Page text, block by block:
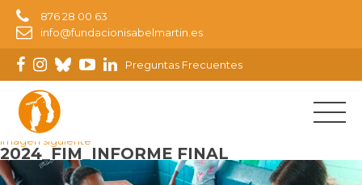
876 28 00 63
info@fundacionisabelmartin.es
Preguntas Frecuentes
Imagen anterior
Imagen siguiente
2024_FIM_INFORME FINAL